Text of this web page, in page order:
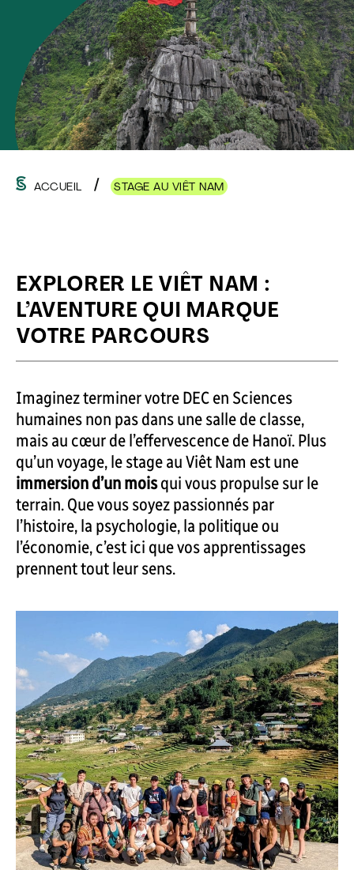
ACCUEIL STAGE AU VIÊT NAM
EXPLORER LE VIÊT NAM :
L’AVENTURE QUI MARQUE
VOTRE PARCOURS
Imaginez terminer votre DEC en Sciences
humaines non pas dans une salle de classe,
mais au cœur de l’effervescence de Hanoï. Plus
qu’un voyage, le stage au Viêt Nam est une
immersion d’un moisqui vous propulse sur le
terrain. Que vous soyez passionnés par
l’histoire, la psychologie, la politique ou
l’économie, c’est ici que vos apprentissages
prennent tout leur sens.